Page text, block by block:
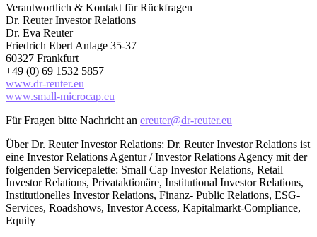
Verantwortlich & Kontakt für Rückfragen
Dr. Reuter Investor Relations
Dr. Eva Reuter
Friedrich Ebert Anlage 35-37
60327 Frankfurt
+49 (0) 69 1532 5857
www.dr-reuter.eu
www.small-microcap.eu
Für Fragen bitte Nachricht an ereuter@dr-reuter.eu
Über Dr. Reuter Investor Relations: Dr. Reuter Investor Relations ist
eine Investor Relations Agentur / Investor Relations Agency mit der
folgenden Servicepalette: Small Cap Investor Relations, Retail
Investor Relations, Privataktionäre, Institutional Investor Relations,
Institutionelles Investor Relations, Finanz- Public Relations, ESG-
Services, Roadshows, Investor Access, Kapitalmarkt-Compliance,
Equity